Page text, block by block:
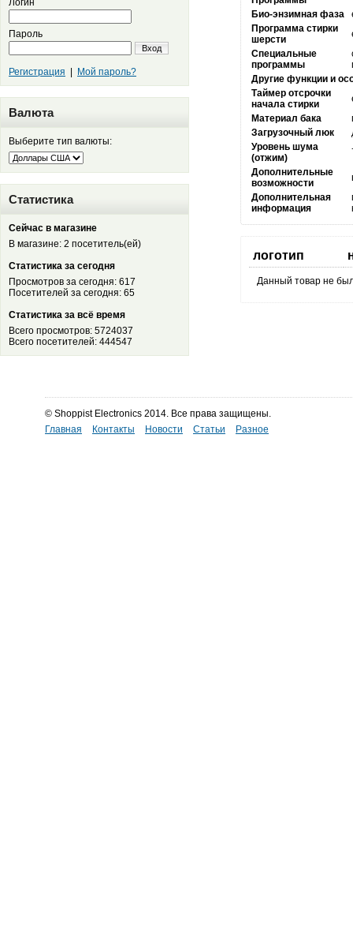
Логин
Пароль
Вход
Регистрация Мой пароль?
Валюта
Выберите тип валюты:
Статистика
Сейчас в магазине
В магазине: 2 посетитель(ей)
Статистика за сегодня
Просмотров за сегодня: 617
Посетителей за сегодня: 65
Статистика за всё время
Всего просмотров: 5724037
Всего посетителей: 444547
Био-энзимная фаза
Программа стирки
шерсти
Специальные
программы
Другие функции и
Таймер отсрочки
начала стирки
Материал бака
Загрузочный люк
Уровень шума
(отжим)
Дополнительные
возможности
Дополнительная
информация
логотип
Данный товар не
© Shoppist Electronics 2014. Все права защищены.
Главная
Контакты Новости Статьи Разное